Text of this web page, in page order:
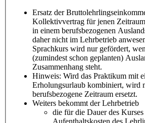
Ersatz der
Kollektivvertrag für jenen
in einem berufsbezogenen
daher nicht im Lehrbetrieb
Sprachkurs wird nur gefördert,
(zumindest schon geplanten)
Zusammenhang steht.
Hinweis: Wird das Praktikum mit
Erholungsurlaub kombiniert, wird
berufsbezogene Zeitraum ersetzt.
Weiters bekommt der Lehrbetrieb
die für die Dauer des
Aufenthaltskosten des